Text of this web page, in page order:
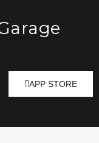
APP STORE